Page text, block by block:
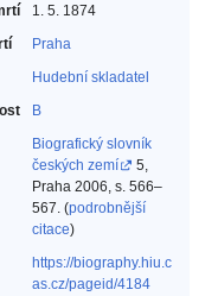
1. 5. 1874
Praha
Hudební skladatel‎
B
Biografický slovník
českých zemí
5,
Praha 2006, s. 566–
567. (podrobnější
citace)
https://biography.hiu.c
as.cz/pageid/4184